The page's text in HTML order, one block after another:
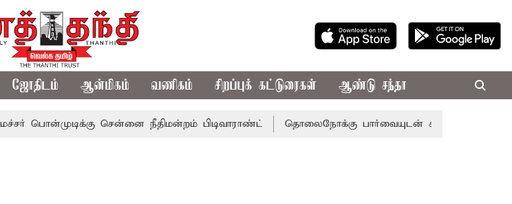
ஜோதிடம் ஆன்மிகம் வணிகம் சிறப்புக் கட்டுரைகள் ஆண்டு சந்தா
சென்னை நீதிமன்றம் பிடிவாராண்ட் தொலைநோக்கு பார்வையுடன் கூடிய வேளாண் பட்ஜெட்: